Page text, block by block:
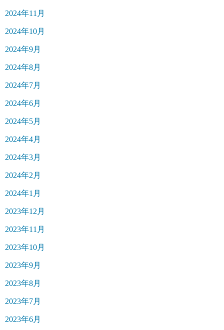
2024年11月
2024年10月
2024年9月
2024年8月
2024年7月
2024年6月
2024年5月
2024年4月
2024年3月
2024年2月
2024年1月
2023年12月
2023年11月
2023年10月
2023年9月
2023年8月
2023年7月
2023年6月